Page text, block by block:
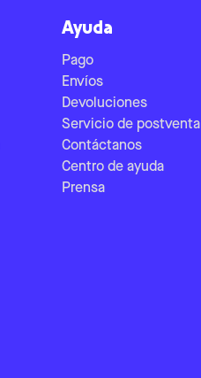
Ayuda
Pago
Envíos
Devoluciones
Servicio de postventa
Contáctanos
Centro de ayuda
Prensa